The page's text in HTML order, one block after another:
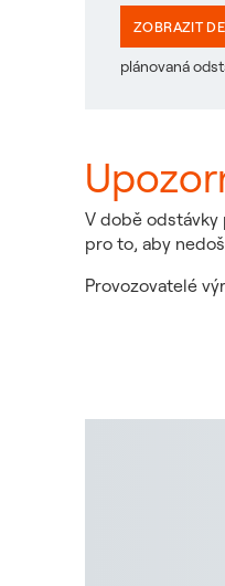
ZOBRAZIT
plánovaná
V době odstávky
pro to, aby
Provozovatelé